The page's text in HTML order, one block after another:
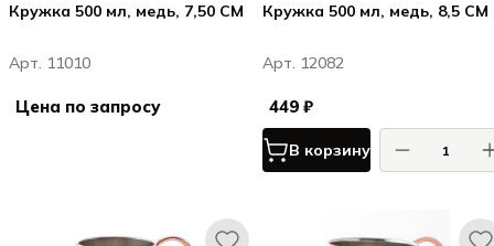
Кружка 500 мл, медь, 7,50 CM
Арт. 11010
Цена по запросу
Кружка 500 мл, медь, 8,5 CM
Арт. 12082
449 ₽
В корзину